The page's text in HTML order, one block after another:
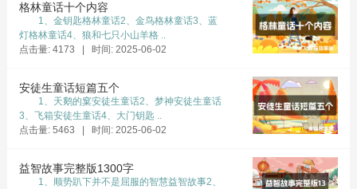
格林童话十个内容
1、金钥匙格林童话2、金鸟格林童话3、蓝
灯格林童话4、狼和七只小山羊格 ..
点击量: 4173 | 时间: 2025-06-02
安徒生童话短篇五个
1、天鹅的窠安徒生童话2、梦神安徒生童话
3、飞箱安徒生童话4、大门钥匙 ..
点击量: 5463 | 时间: 2025-06-02
益智故事完整版1300字
1、顺势趴下并不是屈服的智慧益智故事2、